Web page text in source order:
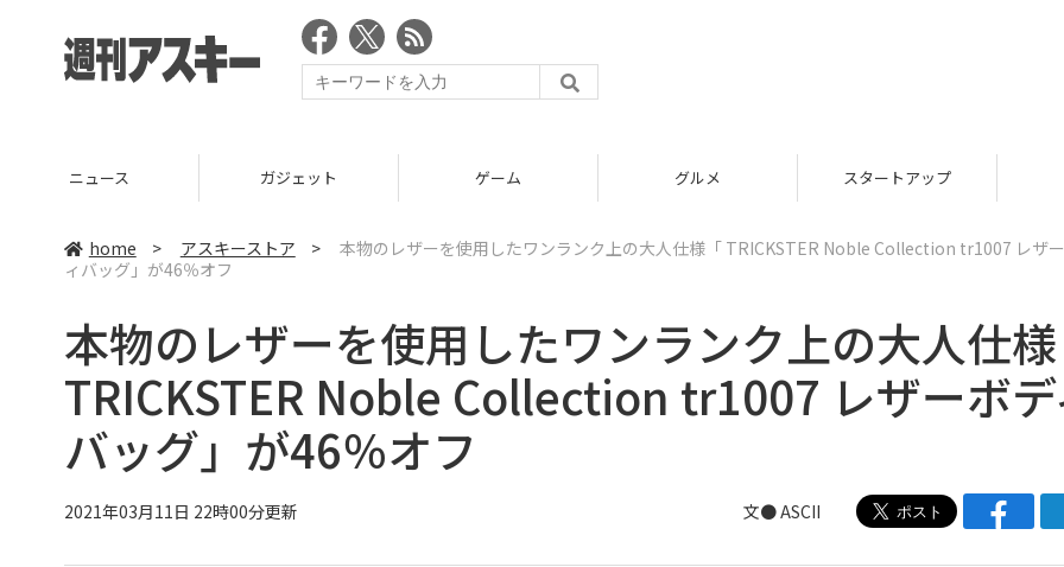
ニュース ガジェット ゲーム グルメ スタートアップ
home > アスキーストア >
本物のレザーを使用したワンランク上の大人仕様「 TRICKSTER Noble Collection tr1007 レザ
ィバッグ」が46％オフ
本物のレザーを使用したワンランク上の大人仕
TRICKSTER Noble Collection tr1007 レザーボ
バッグ」が46％オフ
2021年03月11日 22時00分更新 文● ASCII